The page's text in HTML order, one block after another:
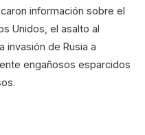
información sobre el
Unidos, el asalto al
invasión de Rusia a
engañosos esparcidos